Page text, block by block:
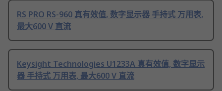
RS PRO RS-960 真有效值, 数字显示器 手持式 万用表,
最大600 V 直流
Keysight Technologies U1233A 真有效值, 数字显示
器 手持式 万用表, 最大600 V 直流